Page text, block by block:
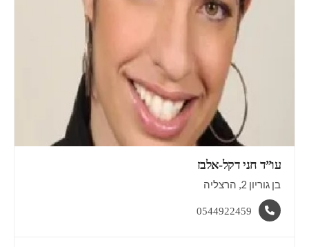
עו”ד חנידקל-אלבז
בן גוריון 2, הרצליה
0544922459